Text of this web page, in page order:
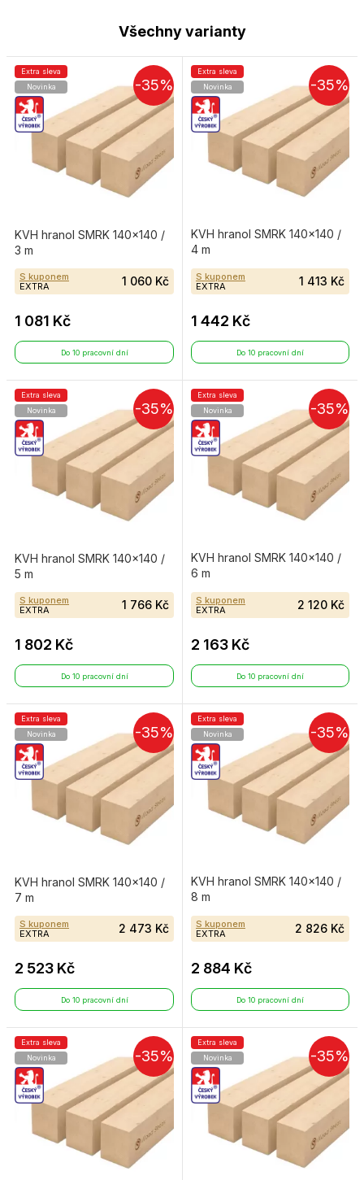
Všechny varianty
-35%
Extra sleva
Novinka
KVH hranol SMRK 140×140 /
3 m
S kuponem
EXTRA
1 060 Kč
1 081 Kč
Do 10 pracovní dní
-35%
Extra sleva
Novinka
KVH hranol SMRK 140×140 /
4 m
S kuponem
EXTRA
1 413 Kč
1 442 Kč
Do 10 pracovní dní
-35%
Extra sleva
Novinka
KVH hranol SMRK 140×140 /
5 m
S kuponem
EXTRA
1 766 Kč
1 802 Kč
Do 10 pracovní dní
-35%
Extra sleva
Novinka
KVH hranol SMRK 140×140 /
6 m
S kuponem
EXTRA
2 120 Kč
2 163 Kč
Do 10 pracovní dní
-35%
Extra sleva
Novinka
KVH hranol SMRK 140×140 /
7 m
S kuponem
EXTRA
2 473 Kč
2 523 Kč
Do 10 pracovní dní
-35%
Extra sleva
Novinka
KVH hranol SMRK 140×140 /
8 m
S kuponem
EXTRA
2 826 Kč
2 884 Kč
Do 10 pracovní dní
-35%
Extra sleva
Novinka
-35%
Extra sleva
Novinka